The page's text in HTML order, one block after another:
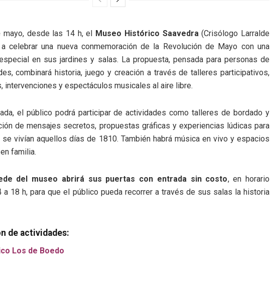
mayo, desde las 14 h, el Museo Histórico Saavedra(Crisólogo Larralde
celebrar una nueva conmemoración de la Revolución de Mayo con una
en sus jardines y salas. La propuesta, pensada para personas de
combinará historia, juego y creación a través de talleres participativos,
intervenciones y espectáculos musicales al aire libre.
el público podrá participar de actividades como talleres de bordado y
de mensajes secretos, propuestas gráficas y experiencias lúdicas para
se vivían aquellos días de 1810. También habrá música en vivo y espacios
familia.
del museo abrirá sus puertas con entrada sin costo, en horario
a 18 h, para que el público pueda recorrer a través de sus salas la historia
de actividades:
Los de Boedo